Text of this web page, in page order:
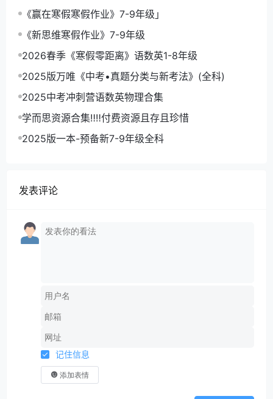
《赢在寒假寒假作业》7-9年级」
《新思维寒假作业》7-9年级
2026春季《寒假零距离》语数英1-8年级
2025版万唯《中考•真题分类与新考法》(全科)
2025中考冲刺营语数英物理合集
学而思资源合集‼‼付费资源且存且珍惜
2025版一本-预备新7-9年级全科
发表评论
记住信息
添加表情